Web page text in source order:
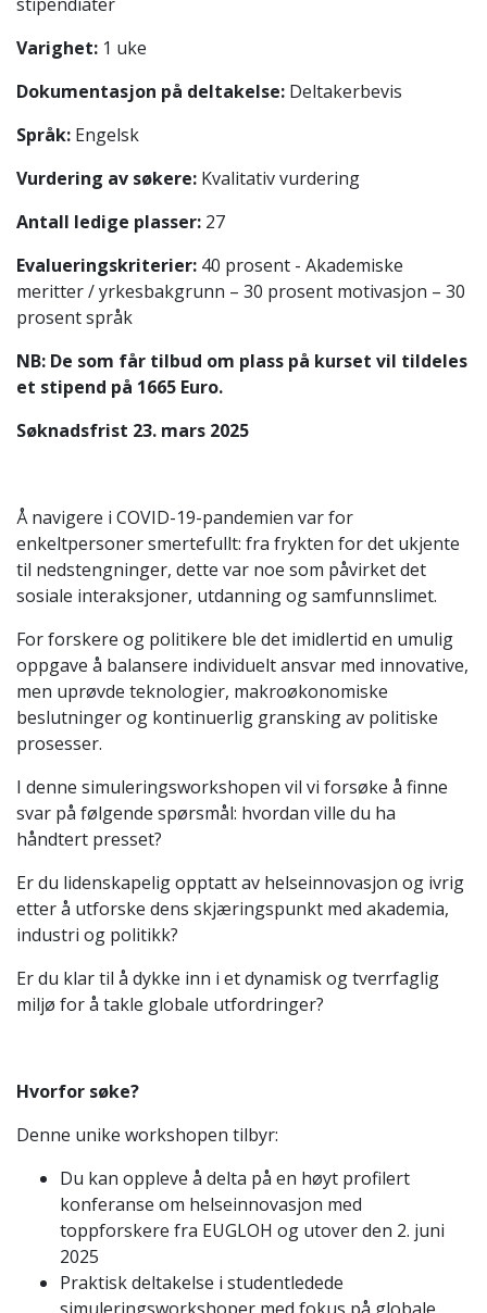
stipendiater
Varighet: 1 uke
Dokumentasjon på deltakelse: Deltakerbevis
Språk: Engelsk
Vurdering av søkere: Kvalitativ vurdering
Antall ledige plasser: 27
Evalueringskriterier: 40 prosent - Akademiske
meritter / yrkesbakgrunn – 30 prosent motivasjon – 30
prosent språk
NB: De som får tilbud om plass på kurset vil tildeles
et stipend på 1665 Euro.
Søknadsfrist 23. mars 2025
Å navigere i COVID-19-pandemien var for
enkeltpersoner smertefullt: fra frykten for det ukjente
til nedstengninger, dette var noe som påvirket det
sosiale interaksjoner, utdanning og samfunnslimet.
For forskere og politikere ble det imidlertid en umulig
oppgave å balansere individuelt ansvar med innovative,
men uprøvde teknologier, makroøkonomiske
beslutninger og kontinuerlig gransking av politiske
prosesser.
I denne simuleringsworkshopen vil vi forsøke å finne
svar på følgende spørsmål: hvordan ville du ha
håndtert presset?
Er du lidenskapelig opptatt av helseinnovasjon og ivrig
etter å utforske dens skjæringspunkt med akademia,
industri og politikk?
Er du klar til å dykke inn i et dynamisk og tverrfaglig
miljø for å takle globale utfordringer?
Hvorfor søke?
Denne unike workshopen tilbyr:
Du kan oppleve å delta på en høyt profilert
konferanse om helseinnovasjon med
toppforskere fra EUGLOH og utover den 2. juni
2025
Praktisk deltakelse i studentledede